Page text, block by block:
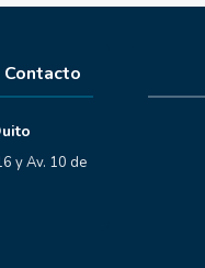
Contacto
y Av. 10 de